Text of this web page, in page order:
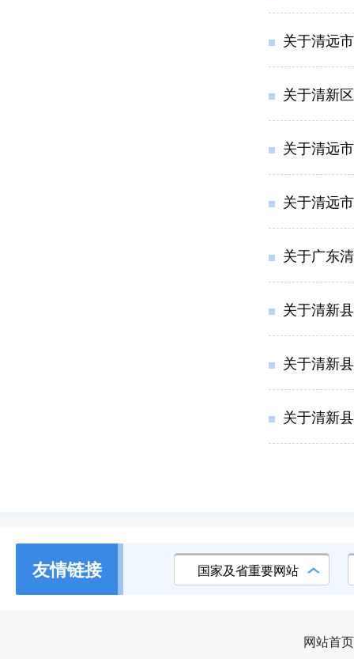
关于清远
关于清新
关于清远
关于清远
关于广东
关于清新
关于清新
关于清新
友情链接 国家及省重要网站
网站首页